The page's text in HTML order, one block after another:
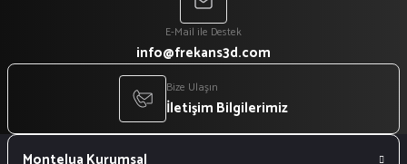
E-Mail ile Destek
info@frekans3d.com
Bize Ulaşın
İletişim Bilgilerimiz